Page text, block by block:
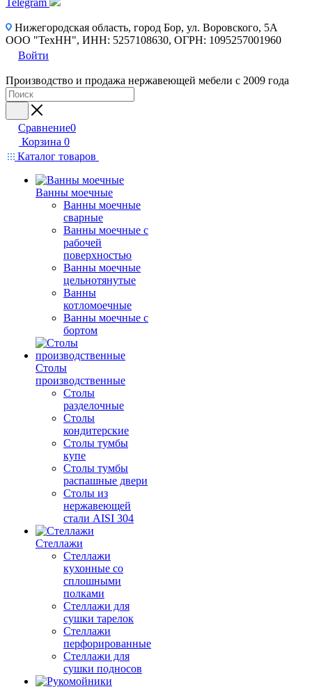
Telegram
Нижегородская область, город Бор, ул. Воровского, 5А
ООО "ТехНН", ИНН: 5257108630, ОГРН: 1095257001960
Войти
Производство и продажа нержавеющей мебели с 2009 года
Сравнение0
Корзина 0
Каталог товаров
Ванны моечные
Ванны моечные
сварные
Ванны моечные с
рабочей
поверхностью
Ванны моечные
цельнотянутые
Ванны
котломоечные
Ванны моечные с
бортом
Столы
производственные
Столы
разделочные
Столы
кондитерские
Столы тумбы
купе
Столы тумбы
распашные двери
Столы из
нержавеющей
стали AISI 304
Стеллажи
Стеллажи
кухонные со
сплошными
полками
Стеллажи для
сушки тарелок
Стеллажи
перфорированные
Стеллажи для
сушки подносов